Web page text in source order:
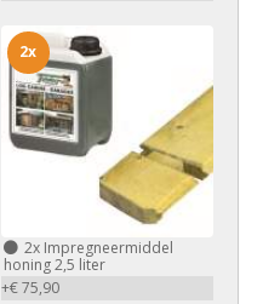
2xImpregneermiddel
honing 2,5 liter
+€ 75,90
2x